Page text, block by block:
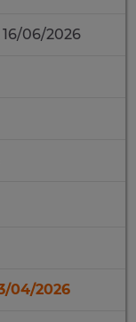
06/2026
04/2026